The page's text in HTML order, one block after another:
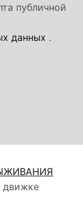
публичной
данных .
движке